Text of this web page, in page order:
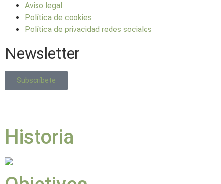
Aviso legal
Política de cookies
Política de privacidad redes sociales
Newsletter
Subscríbete
Historia